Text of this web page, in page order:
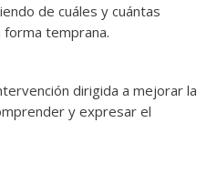
de cuáles y cuántas
temprana.
dirigida a mejorar la
y expresar el